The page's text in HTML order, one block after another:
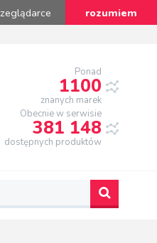
rozumiem
Ponad
1100
znanych marek
Obecnie w serwisie
381 148
dostępnych produktów